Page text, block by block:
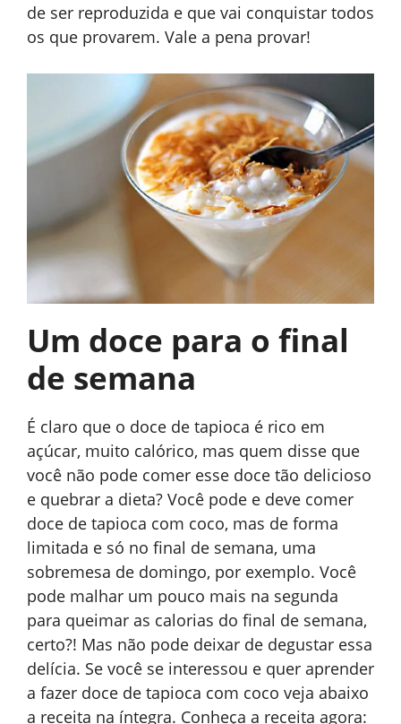
de ser reproduzida e que vai conquistar todos
os que provarem. Vale a pena provar!
Um doce para o final
de semana
É claro que o doce de tapioca é rico em
açúcar, muito calórico, mas quem disse que
você não pode comer esse doce tão delicioso
e quebrar a dieta? Você pode e deve comer
doce de tapioca com coco, mas de forma
limitada e só no final de semana, uma
sobremesa de domingo, por exemplo. Você
pode malhar um pouco mais na segunda
para queimar as calorias do final de semana,
certo?! Mas não pode deixar de degustar essa
delícia. Se você se interessou e quer aprender
a fazer doce de tapioca com coco veja abaixo
a receita na íntegra. Conheça a receita agora: